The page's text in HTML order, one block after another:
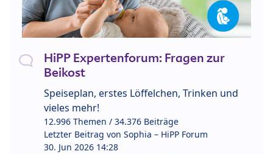
HiPP Expertenforum: Fragen zur
Beikost
Speiseplan, erstes Löffelchen, Trinken und
vieles mehr!
12.996 Themen / 34.376 Beiträge
Letzter Beitrag von Sophia – HiPP Forum
30. Jun 2026 14:28